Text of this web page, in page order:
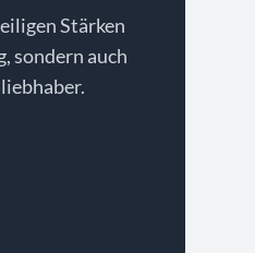
Stärken
sondern auch